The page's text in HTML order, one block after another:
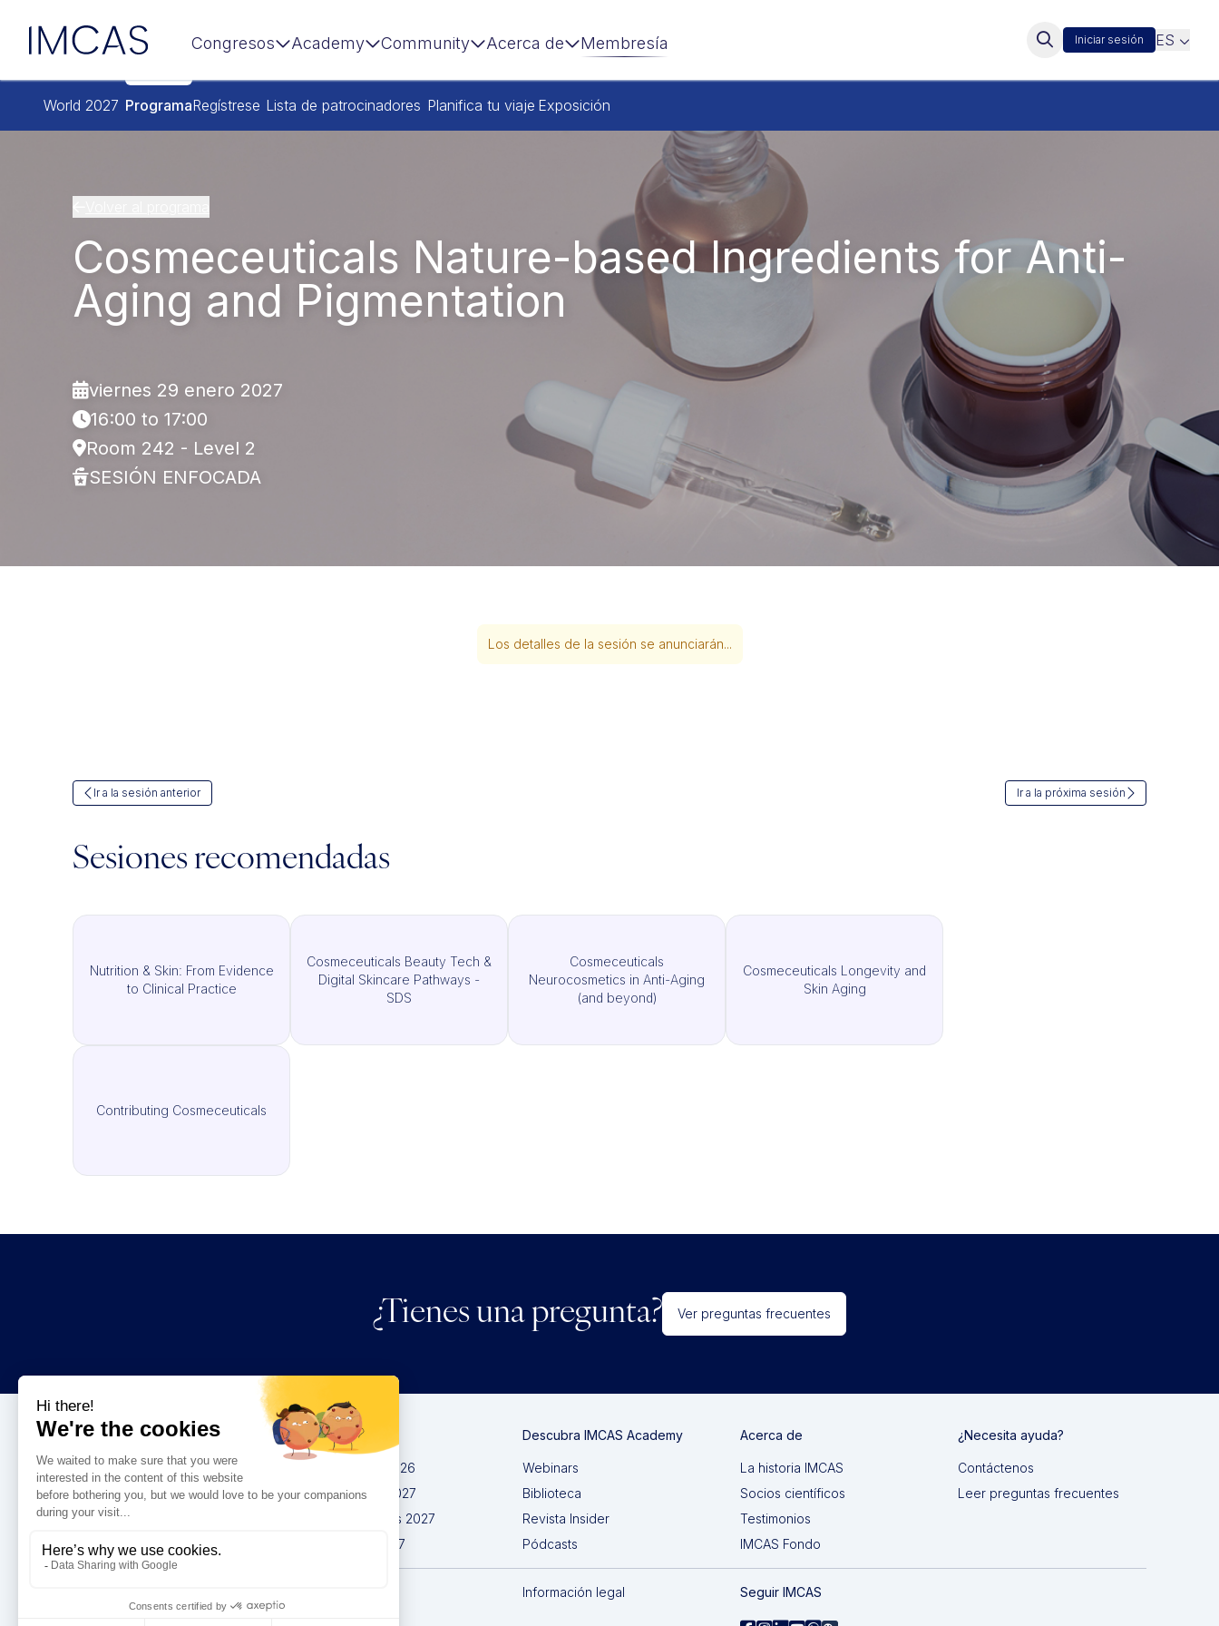
Ir al contenido principal
IMCAS Congresos Academy Community Acerca de Membresía Iniciar sesión ES
World 2027 ProgramaRegístrese Lista de patrocinadores Planifica tu viaje Exposición
Cosmeceuticals Nature-based Ingredients for Anti-
Aging and Pigmentation
viernes 29 enero 2027
16:00 to 17:00
Room 242 - Level 2
SESIÓN ENFOCADA
Los detalles de la sesión se anunciarán...
Ir a la sesión anterior Ir a la próxima sesión
Sesiones recomendadas
Nutrition & Skin: From Evidence
to Clinical Practice
Cosmeceuticals Beauty Tech &
Digital Skincare Pathways -
SDS
Cosmeceuticals
Neurocosmetics in Anti-Aging
(and beyond)
Cosmeceuticals Longevity and
Skin Aging
Contributing Cosmeceuticals
¿Tienes una pregunta? Ver preguntas frecuentes
Congresos
IMCAS China 2026
IMCAS World 2027
IMCAS Americas 2027
IMCAS Asia 2027
Descubra IMCAS Academy
Webinars
Biblioteca
Revista Insider
Pódcasts
Acerca de
La historia IMCAS
Socios científicos
Testimonios
IMCAS Fondo
¿Necesita ayuda?
Contáctenos
Leer preguntas frecuentes
Información legal Seguir IMCAS